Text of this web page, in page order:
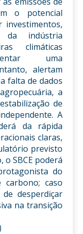
o potencial
investimentos,
da indústria
climáticas
uma
alertam
falta de dados
a
de
A
da rápida
claras,
previsto
o SBCE poderá
do
caso
desperdiçar
na transição